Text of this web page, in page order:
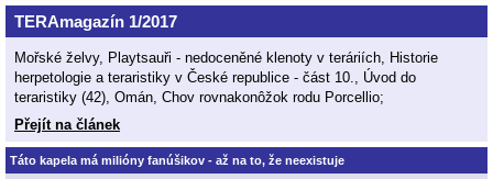
TERAmagazín 1/2017
Mořské želvy, Playtsauři - nedoceněné klenoty v teráriích, Historie
herpetologie a teraristiky v České republice - část 10., Úvod do
teraristiky (42), Omán, Chov rovnakonôžok rodu Porcellio;
Přejít na článek
Táto kapela má milióny fanúšikov - až na to, že neexistuje